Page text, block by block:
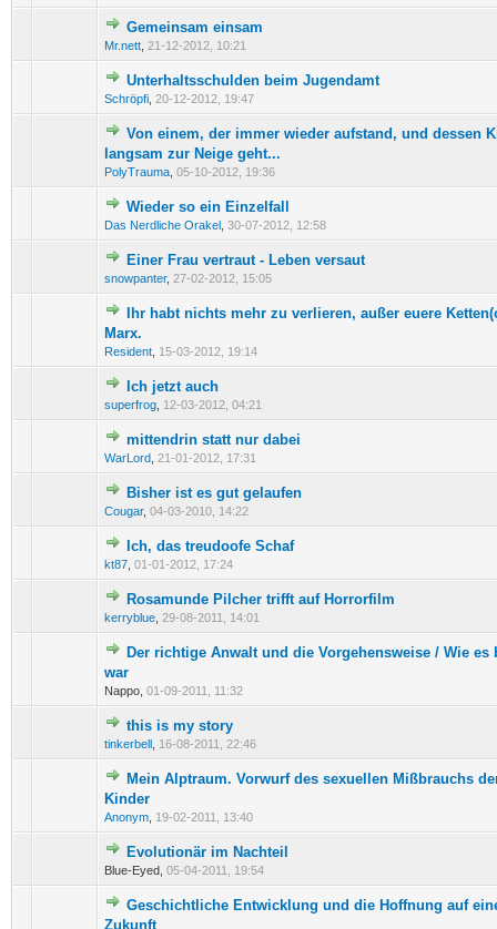
Gemeinsam einsam
Mr.nett 21-12-2012, 10:21
0 Bewertung(en) - 0 von 5 durchschnittlich
123 45
Unterhaltsschulden beim Jugendamt
Schröpfi 20-12-2012, 19:47
0 Bewertung(en) - 0 von 5 durchschnittlich
12345
Von einem, der immer wieder aufstand, und dessen
langsam zur Neige geht...
PolyTrauma 05-10-2012, 19:36
0 Bewertung(en) - 0 von 5 durchschnittlich
1 2345
Wieder so ein Einzelfall
Das Nerdliche Orakel 30-07-2012, 12:58
0 Bewertung(en) - 0 von 5 durchschnittlich
12 345
Einer Frau vertraut - Leben versaut
snowpanter, 27-02-2012, 15:05
0 Bewertung(en) - 0 von 5 durchschnittlich
12 345
Ihr habt nichts mehr zu verlieren, außer euere
Marx.
Resident 15-03-2012, 19:14
0 Bewertung(en) - 0 von 5 durchschnittlich
Ich jetzt auch
superfrog 12-03-2012, 04:21
0 Bewertung(en) - 0 von 5 durchschnittlich
12345
mittendrin statt nur dabei
WarLord 21-01-2012, 17:31
0 Bewertung(en) - 0 von 5 durchschnittlich
12 345
Bisher ist es gut gelaufen
Cougar, 04-03-2010, 14:22
0 Bewertung(en) - 0 von 5 durchschnittlich
12345
Ich, das treudoofe Schaf
kt87 01-01-2012, 17:24
0 Bewertung(en) - 0 von 5 durchschnittlich
12345
Rosamunde Pilcher trifft auf Horrorfilm
kerryblue 29-08-2011, 14:01
1 Bewertung(en) - 5 von 5 durchschnittlich
123 4 5
Der richtige Anwalt und die Vorgehensweise / Wie es
war
Nappo, 01-09-2011, 11:32
1 Bewertung(en) - 1 von 5 durchschnittlich
this is my story
tinkerbell 16-08-2011, 22:46
0 Bewertung(en) - 0 von 5 durchschnittlich
12345
Mein Alptraum. Vorwurf des sexuellen Mißbrauchs
Kinder
Anonym 19-02-2011, 13:40
0 Bewertung(en) - 0 von 5 durchschnittlich
Evolutionär im Nachteil
Blue-Eyed, 05-04-2011, 19:54
0 Bewertung(en) - 0 von 5 durchschnittlich
123 45
Geschichtliche Entwicklung und die Hoffnung auf
Zukunft
0 Bewertung(en) - 0 von 5 durchschnittlich